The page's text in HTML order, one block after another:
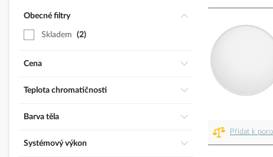
Přidat k
Obecné filtry
Skladem 2
Cena
Teplota chromatičnosti
Barva těla
Systémový výkon